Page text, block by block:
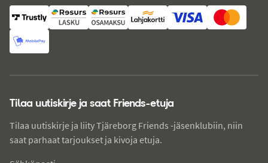
Tilaa uutiskirje ja saat Friends-etuja
Tilaa uutiskirje ja liity Tjäreborg Friends -jäsenklubiin, niin
saat parhaat tarjoukset ja kivoja etuja.